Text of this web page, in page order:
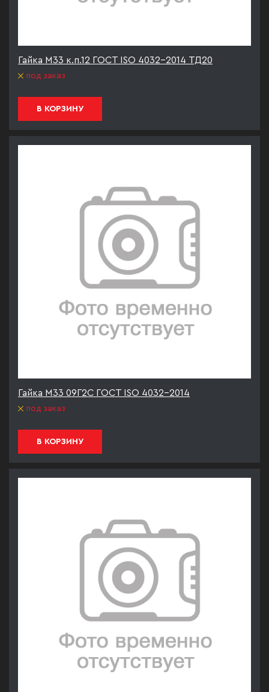
Гайка М33 к.п.12 ГОСТ ISO 4032-2014 ТД20
под заказ
В КОРЗИНУ
Гайка М33 09Г2С ГОСТ ISO 4032-2014
под заказ
В КОРЗИНУ